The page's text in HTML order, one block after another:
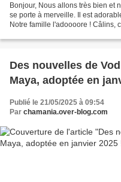
Bonjour, Nous allons très bien et
se porte à merveille. Il est
Notre famille l'adoooore ! Câlins,
Des nouvelles de
Maya, adoptée en
Publié le 21/05/2025 à 09:54
Par chamania.over-blog.com